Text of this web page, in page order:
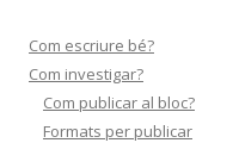
Com escriure bé?
Com investigar?
Com publicar al bloc?
Formats per publicar